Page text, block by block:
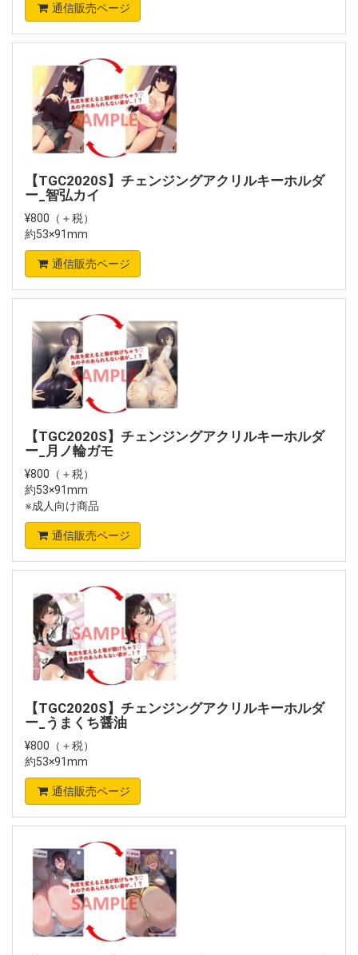
通信販売ページ
【TGC2020S】チェンジングアクリルキーホルダ
ー_智弘カイ
¥800（＋税）
約53×91mm
通信販売ページ
【TGC2020S】チェンジングアクリルキーホルダ
ー_月ノ輪ガモ
¥800（＋税）
約53×91mm
※成人向け商品
通信販売ページ
【TGC2020S】チェンジングアクリルキーホルダ
ー_うまくち醤油
¥800（＋税）
約53×91mm
通信販売ページ